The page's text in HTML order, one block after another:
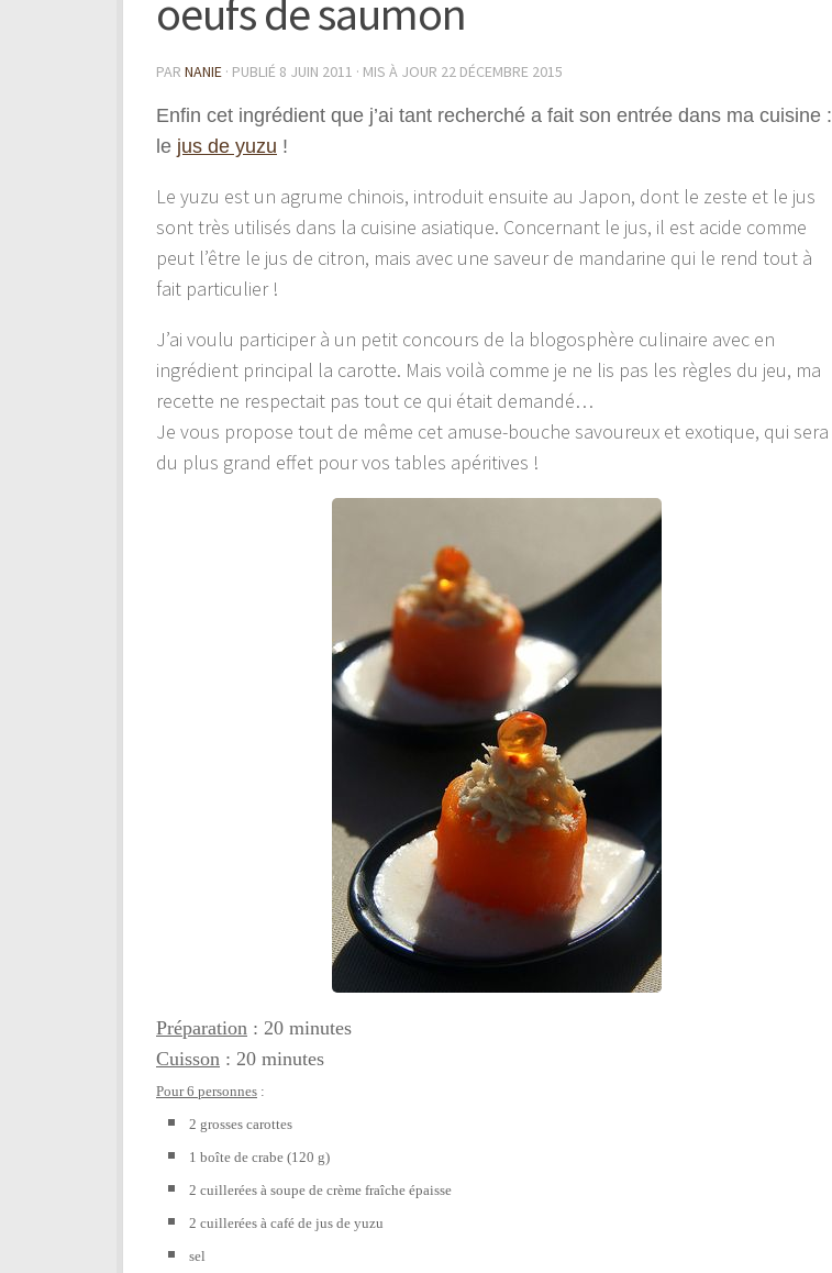
oeufs de saumon
PAR NANIE · PUBLIÉ 8 JUIN 2011 · MIS À JOUR 22 DÉCEMBRE 2015
Enfin cet ingrédient que j’ai tant recherché a fait son entrée dans ma cuisine :
le jus de yuzu !
Le yuzu est un agrume chinois, introduit ensuite au Japon, dont le zeste et le jus
sont très utilisés dans la cuisine asiatique. Concernant le jus, il est acide comme
peut l’être le jus de citron, mais avec une saveur de mandarine qui le rend tout à
fait particulier !
J’ai voulu participer à un petit concours de la blogosphère culinaire avec en
ingrédient principal la carotte. Mais voilà comme je ne lis pas les règles du jeu, ma
recette ne respectait pas tout ce qui était demandé…
Je vous propose tout de même cet amuse-bouche savoureux et exotique, qui sera
du plus grand effet pour vos tables apéritives !
Préparation : 20 minutes
Cuisson : 20 minutes
Pour 6 personnes :
2 grosses carottes
1 boîte de crabe (120 g)
2 cuillerées à soupe de crème fraîche épaisse
2 cuillerées à café de jus de yuzu
sel